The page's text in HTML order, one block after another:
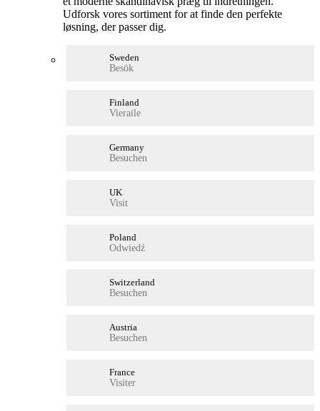
Udforsk vores sortiment for at finde den perfekte
løsning, der passer dig.
Sweden
Besök
Finland
Vieraile
Germany
Besuchen
UK
Visit
Poland
Odwiedź
Switzerland
Besuchen
Austria
Besuchen
France
Visiter